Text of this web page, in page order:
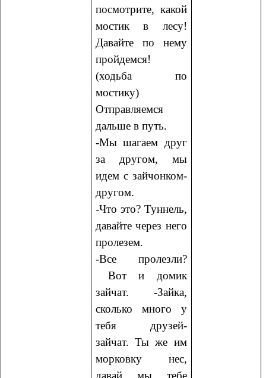
посмотрите, какой
мостик в лесу!
Давайте по нему
пройдемся!
(ходьба по
мостику)
Отправляемся
дальше в путь.
-Мы шагаем друг
за другом, мы
идем с зайчонком-
другом.
-Что это? Туннель,
давайте через него
пролезем.
-Все пролезли?
Вот и домик
зайчат. -Зайка,
сколько много у
тебя друзей-
зайчат. Ты же им
морковку нес,
давай мы тебе